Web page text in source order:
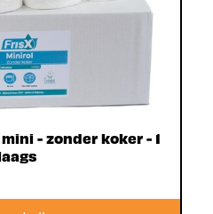
- zonder koker - 1